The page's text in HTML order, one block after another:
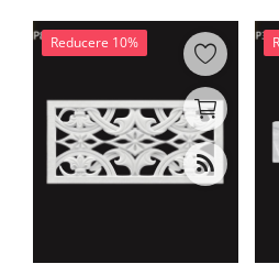
Reducere 10%